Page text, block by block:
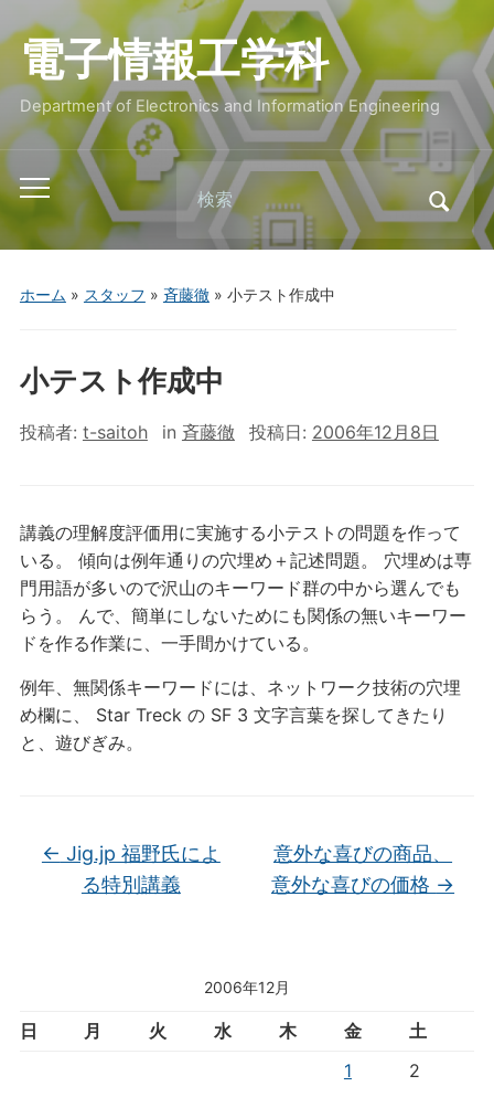
電子情報工学科
Department of Electronics and Information Engineering
Toggle
mobile
menu
Search
for:
ホーム » スタッフ » 斉藤徹» 小テスト作成中
2006年12月
日 月 火 水 木 金
土
1
2
小テスト作成中
投稿者: t-saitoh in 斉藤徹 投稿日: 2006年12月8日
講義の理解度評価用に実施する小テストの問題を作って
いる。 傾向は例年通りの穴埋め＋記述問題。 穴埋めは専
門用語が多いので沢山のキーワード群の中から選んでも
らう。 んで、簡単にしないためにも関係の無いキーワー
ドを作る作業に、一手間かけている。
例年、無関係キーワードには、ネットワーク技術の穴埋
め欄に、 Star Treck の SF 3 文字言葉を探してきたり
と、遊びぎみ。
← Jig.jp 福野氏によ
る特別講義
意外な喜びの商品、
意外な喜びの価格 →